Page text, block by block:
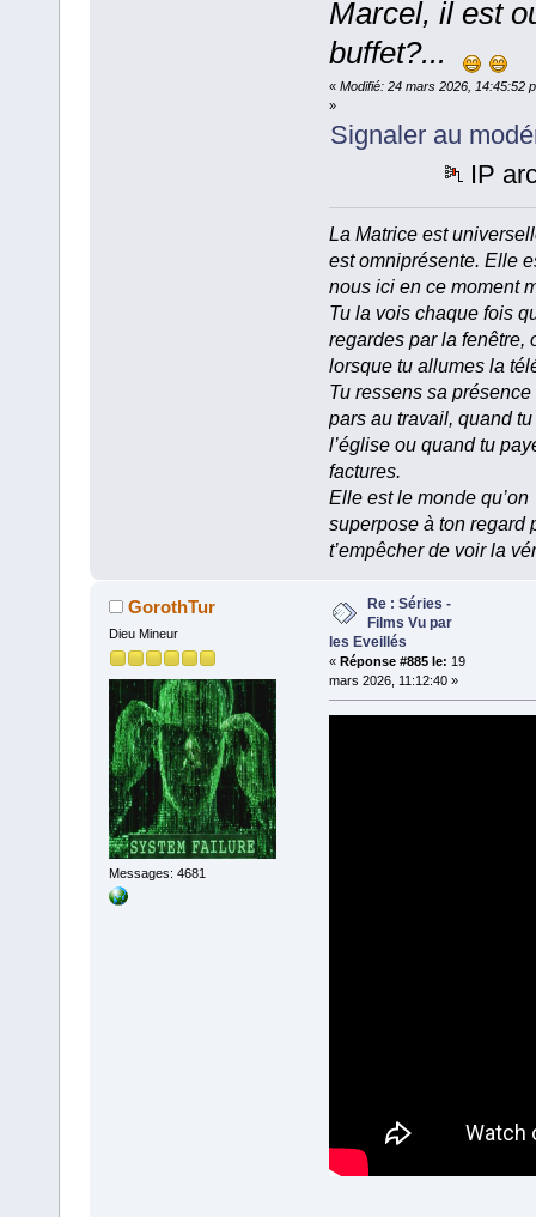
Marcel, il est
buffet?...
« Modifié: 24 mars 2026, 14:45:52
»
Signaler au
IP
La Matrice est
est omniprésente. Elle
nous ici en ce moment
Tu la vois chaque fois
regardes par la fenêtre,
lorsque tu allumes la
Tu ressens sa
pars au travail, quand
l’église ou quand tu
factures.
Elle est le monde qu’on
superpose à ton regard
t’empêcher de voir la
GorothTur
Dieu Mineur
Messages: 4681
Re : Séries -
Films Vu par
les Eveillés
« Réponse #885 le: 19
mars 2026, 11:12:40 »